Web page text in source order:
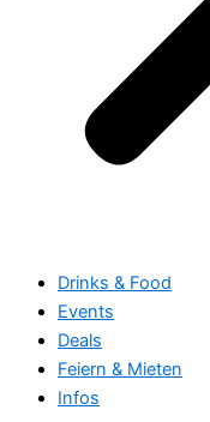
Drinks & Food
Events
Deals
Feiern & Mieten
Infos